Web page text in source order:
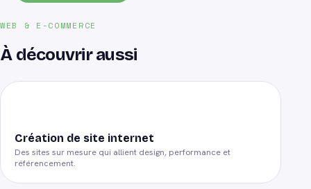
WEB & E-COMMERCE
À découvrir aussi
Création de site internet
Des sites sur mesure qui allient design, performance et
référencement.